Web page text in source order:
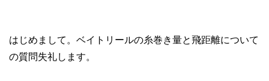
はじめまして。ベイトリールの糸巻き量と飛距離について
の質問失礼します。